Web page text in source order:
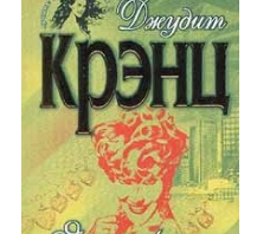
18:33
15:48
27:01
21:37
16:57